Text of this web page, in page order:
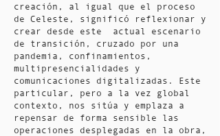
creación, al igual que el proceso
de Celeste, significó reflexionar y
crear desde este actual escenario
de transición, cruzado por una
pandemia, confinamientos,
multipresencialidades y
comunicaciones digitalizadas. Este
particular, pero a la vez global
contexto, nos sitúa y emplaza a
repensar de forma sensible las
operaciones desplegadas en la obra,